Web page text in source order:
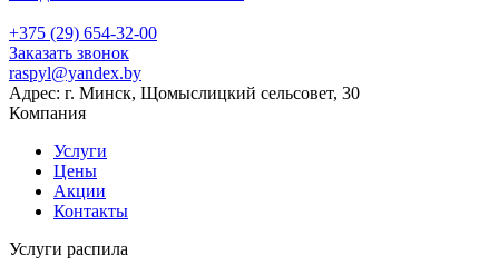
+375 (29) 654-32-00
Заказать звонок
raspyl@yandex.by
Адрес: г. Минск, Щомыслицкий сельсовет, 30
Компания
Услуги
Цены
Акции
Контакты
Услуги распила